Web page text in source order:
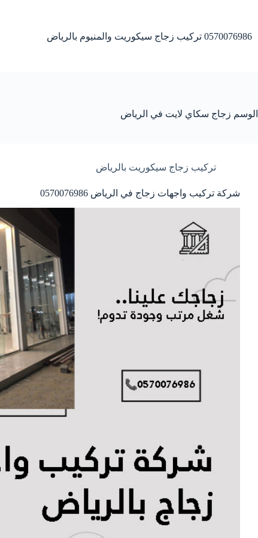
0570076986 تركيب زجاج سيكوريت والمنيوم بالرياض
الوسم زجاج سكاي لايت في الرياض
تركيب زجاج سيكوريت بالرياض
شركة تركيب واجهات زجاج في الرياض 0570076986